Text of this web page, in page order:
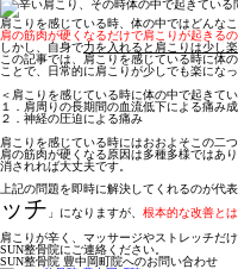
肩こりを感じている時、体の中ではどんな
肩の筋肉が硬くなるだけで肩こりが起きる
しかし、自身で力を入れると肩こりは少し
この記事では、肩こりを感じている時に体
ことで、日常的に肩こりが少しでも楽にな
＜肩こりを感じている時に体の中で起きて
１．肩周りの長期間の血流低下による痛み
２．神経の圧迫による痛み
肩こりを感じている時にはおおよそこの二
肩の筋肉が硬くなる原因は多種多様ではあり
消されれば大丈夫です。
上記の問題を即時に解決してくれるのが代
ッチ 」になりますが、 根本的な改善と
肩こりが辛く、マッサージやストレッチだ
SUN整骨院にご連絡ください。
SUN整骨院 豊中岡町院へのお問い合わせ